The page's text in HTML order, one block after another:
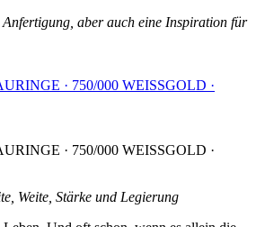
aber auch eine Inspiration für
· 750/000 WEISSGOLD ·
· 750/000 WEISSGOLD ·
Weite, Stärke und Legierung